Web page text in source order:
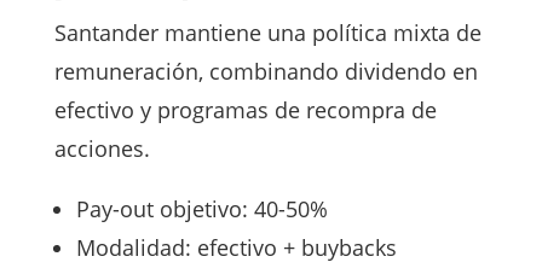
Santander mantiene una política mixta de
remuneración, combinando dividendo en
efectivo y programas de recompra de
acciones.
Pay-out objetivo: 40-50%
Modalidad: efectivo + buybacks